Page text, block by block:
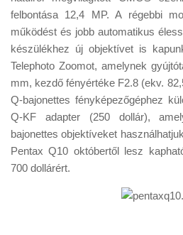
Érdekességek
Helyszíni Riport
E-BB
felbontása 12,4 MP. A régebbi
működést és jobb automatikus
készülékhez új objektívet is
Telephoto Zoomot, amelynek
mm, kezdő fényértéke F2.8 (ekv.
Q-bajonettes fényképezőgéphez
Q-KF adapter (250 dollár),
bajonettes objektíveket
Pentax Q10 októbertől lesz
700 dollárért.